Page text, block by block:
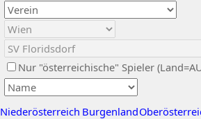
Nur "österreichische" Spieler
Niederösterreich Burgenland